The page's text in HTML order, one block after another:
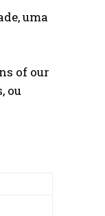
uma
of our
ou